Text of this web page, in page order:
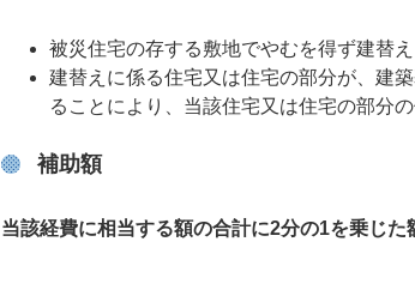
被災住宅の存する敷地でやむを得ず建替
建替えに係る住宅又は住宅の部分が、建
ることにより、当該住宅又は住宅の部分
補助額
当該経費に相当する額の合計に2分の1を乗じ